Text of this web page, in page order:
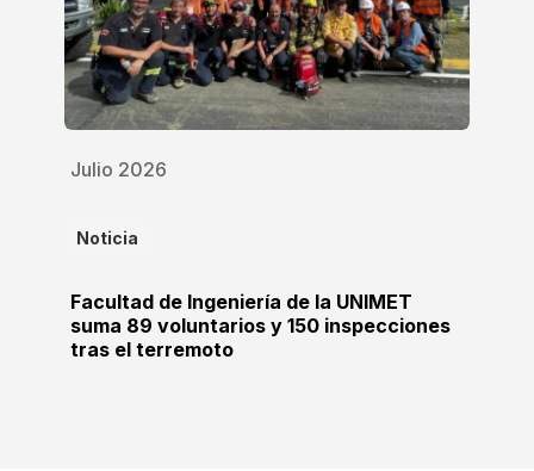
Julio 2026
Noticia
Facultad de Ingeniería de la UNIMET
suma 89 voluntarios y 150 inspecciones
tras el terremoto